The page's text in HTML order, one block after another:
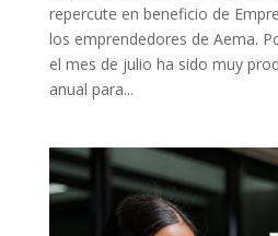
repercute en beneficio de
los emprendedores de Aema.
el mes de julio ha sido muy
anual para...